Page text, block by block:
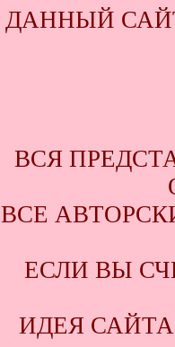
ДАННЫЙ
ВСЯ
ВСЕ
ЕСЛИ ВЫ
ИДЕЯ САЙТА